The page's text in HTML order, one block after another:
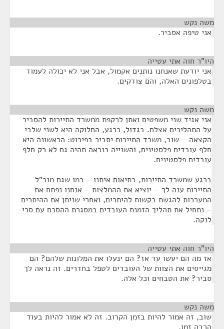
משה נקש
אני טיפה אסביר.
היו"ר חוה אתי עטייה
אני יודעת שאנחנו נותנים אקמול, אבל אני לא יכולה לעמוד
בטלפונים האלה, והם צודקים.
משה נקש
אני אגיד שני משפטים ואתן לרקפת ממשרד התיירות להסביר
על התהליכים אצלם. בגדול, כרגע, החלוקה היא לשני שלבי
הקצאה – שוב, משרד התיירות יסביר בפירוט: הראשונה היא
חלף עובדים פלסטינים, והשנייה כנראה תהיה גם לא רק חלף
עובדים פלסטינים.
ברגע שמשרד התיירות, בתיאום איתנו – כמו שגם מנכ"ל
התיירות ענה לך – יוציא את ההמלצות – אנחנו נפתח את
המערכות להגשת בקשות להיתרים, ואחרי שניתן את ההיתרים
– נתחיל את תהליך הזמנת העובדים במסגרת ההסכם עם סרי
לנקה.
היו"ר חוה אתי עטייה
אז מה הם יעשו עד אז? הם ינעלו את המלונות שלהם? הם
מגייסים את הצוות של העובדים לטפל בחדרים. זה נראה לך
סביר? את הטבחים וכל אלה.
משה נקש
שוב, זה אמור להיות בזמן הקרוב. זה לא אמור להיות בעוד